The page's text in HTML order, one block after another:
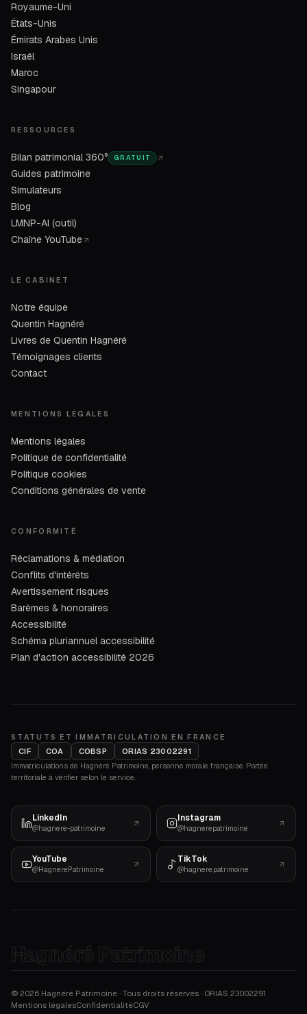
Royaume-Uni
États-Unis
Émirats Arabes Unis
Israël
Maroc
Singapour
RESSOURCES
Bilan patrimonial 360° GRATUIT
Guides patrimoine
Simulateurs
Blog
LMNP-AI (outil)
Chaîne YouTube
LE CABINET
Notre équipe
Quentin Hagnéré
Livres de Quentin Hagnéré
Témoignages clients
Contact
MENTIONS LÉGALES
Mentions légales
Politique de confidentialité
Politique cookies
Conditions générales de vente
CONFORMITÉ
Réclamations & médiation
Conflits d'intérêts
Avertissement risques
Barèmes & honoraires
Accessibilité
Schéma pluriannuel accessibilité
Plan d'action accessibilité 2026
STATUTS ET IMMATRICULATION EN FRANCE
CIF
COA COBSP
ORIAS 23002291
Immatriculations de Hagnéré Patrimoine, personne morale française. Portée
territoriale à vérifier selon le service.
LinkedIn
@hagnere-patrimoine
Instagram
@hagnerepatrimoine
YouTube
@HagnerePatrimoine
TikTok
@hagnere.patrimoine
Hagnéré Patrimoine
© 2026 Hagnéré Patrimoine · Tous droits réservés · ORIAS 23002291
Mentions légalesConfidentialitéCGV